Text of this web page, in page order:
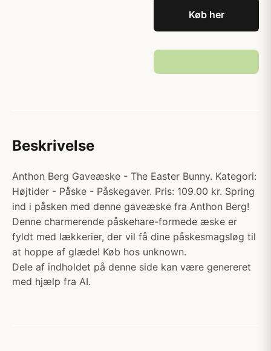
Køb her
Beskrivelse
Anthon Berg Gaveæske - The Easter Bunny. Kategori:
Højtider - Påske - Påskegaver. Pris: 109.00 kr. Spring
ind i påsken med denne gaveæske fra Anthon Berg!
Denne charmerende påskehare-formede æske er
fyldt med lækkerier, der vil få dine påskesmagsløg til
at hoppe af glæde! Køb hos unknown.
Dele af indholdet på denne side kan være genereret
med hjælp fra AI.